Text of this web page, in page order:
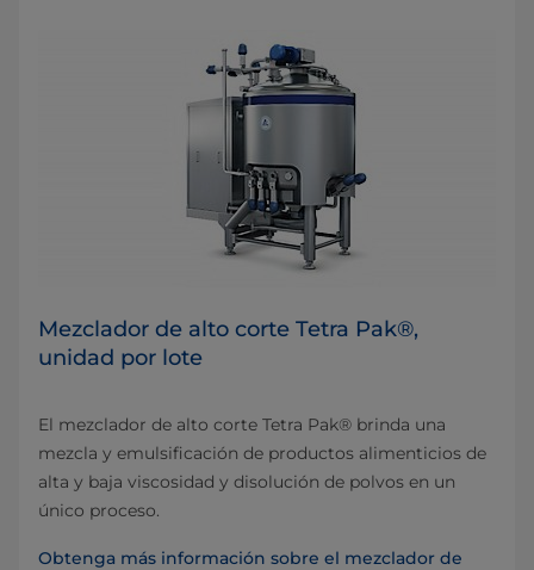
Mezclador de alto corte Tetra Pak®,
unidad por lote
El mezclador de alto corte Tetra Pak® brinda una
mezcla y emulsificación de productos alimenticios de
alta y baja viscosidad y disolución de polvos en un
único proceso.
Obtenga más información sobre el mezclador de